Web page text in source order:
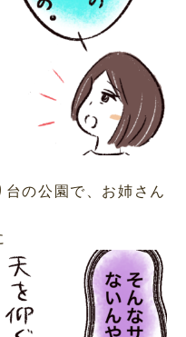
台の公園で、お姉さん